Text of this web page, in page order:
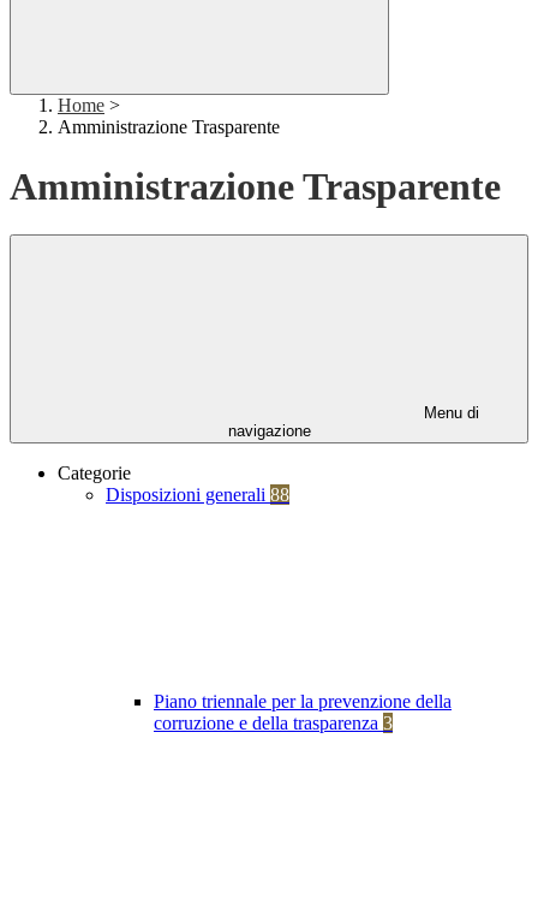
Home >
Amministrazione Trasparente
Amministrazione Trasparente
Menu di
navigazione
Categorie
Disposizioni generali 88
Piano triennale per la prevenzione della
corruzione e della trasparenza 3